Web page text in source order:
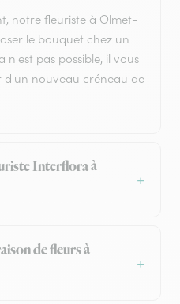
notre fleuriste à Olmet-
le bouquet chez un
n'est pas possible, il vous
nouveau créneau de
Interflora à
de fleurs à